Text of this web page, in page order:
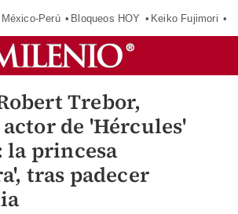
México-Perú Bloqueos HOY Keiko Fujimori
Trebor,
de 'Hércules'
la princesa
tras padecer